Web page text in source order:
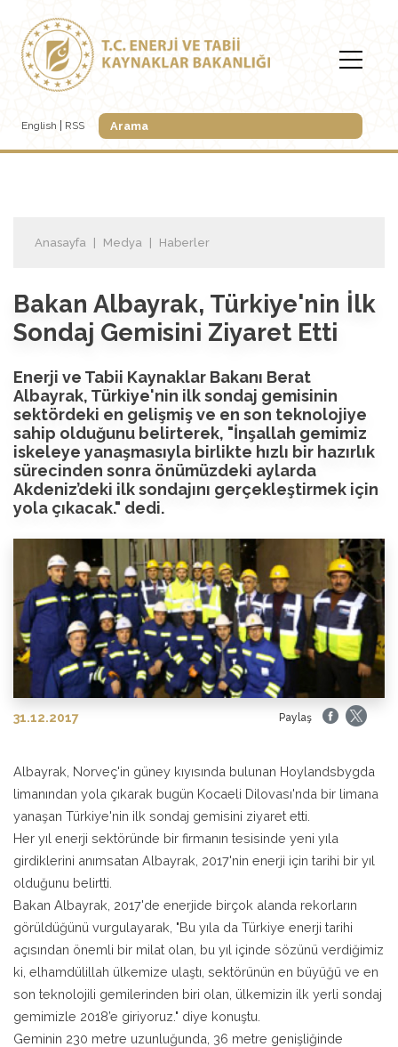
English RSS
Anasayfa Medya Haberler
Bakan Albayrak, Türkiye'nin İlk
Sondaj Gemisini Ziyaret Etti
Enerji ve Tabii Kaynaklar Bakanı Berat
Albayrak, Türkiye'nin ilk sondaj gemisinin
sektördeki en gelişmiş ve en son teknolojiye
sahip olduğunu belirterek, "İnşallah gemimiz
iskeleye yanaşmasıyla birlikte hızlı bir hazırlık
sürecinden sonra önümüzdeki aylarda
Akdeniz’deki ilk sondajını gerçekleştirmek için
yola çıkacak." dedi.
31.12.2017 Paylaş
Albayrak, Norveç'in güney kıyısında bulunan Hoylandsbygda
limanından yola çıkarak bugün Kocaeli Dilovası'nda bir limana
yanaşan Türkiye'nin ilk sondaj gemisini ziyaret etti.
Her yıl enerji sektöründe bir firmanın tesisinde yeni yıla
girdiklerini anımsatan Albayrak, 2017'nin enerji için tarihi bir yıl
olduğunu belirtti.
Bakan Albayrak, 2017'de enerjide birçok alanda rekorların
görüldüğünü vurgulayarak, "Bu yıla da Türkiye enerji tarihi
açısından önemli bir milat olan, bu yıl içinde sözünü verdiğimiz
ki, elhamdülillah ülkemize ulaştı, sektörünün en büyüğü ve en
son teknolojili gemilerinden biri olan, ülkemizin ilk yerli sondaj
gemimizle 2018’e giriyoruz." diye konuştu.
Geminin 230 metre uzunluğunda, 36 metre genişliğinde